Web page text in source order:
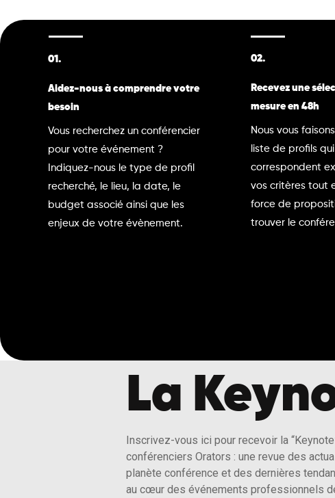
01.
Aidez-nous à comprendre votre
besoin
Vous recherchez un conférencier
pour votre événement ?
Indiquez-nous le type de profil
recherché, le lieu, la date, le
budget associé ainsi que les
enjeux de votre évènement.
02.
Recevez une
mesure en 48h
Nous vous
liste de profils qui
correspondent
vos critères tout
force de
trouver le
La
Inscrivez-vous ici pour recevoir la
conférenciers Orators : une revue des
planète conférence et des dernières
au cœur des événements professionnels